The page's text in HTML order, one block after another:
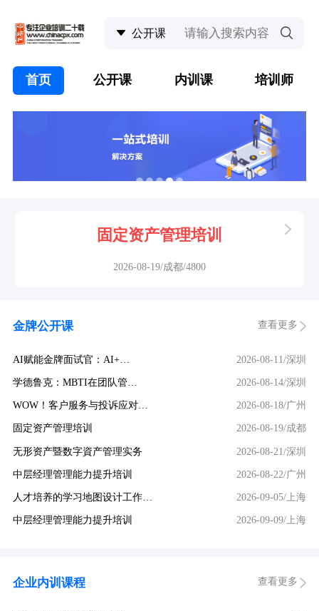
首页 公开课 内训课 培训师
固定资产管理培训
2026-08-19/成都/4800
金牌公开课 查看更多
AI赋能金牌面试官：AI+… 2026-08-11/深圳
学德鲁克：MBTI在团队管… 2026-08-14/深圳
WOW！客户服务与投诉应对… 2026-08-18/广州
固定资产管理培训 2026-08-19/成都
无形资产暨数字資产管理实务 2026-08-21/深圳
中层经理管理能力提升培训 2026-08-22/广州
人才培养的学习地图设计工作… 2026-09-05/上海
中层经理管理能力提升培训 2026-09-09/上海
企业内训课程 查看更多